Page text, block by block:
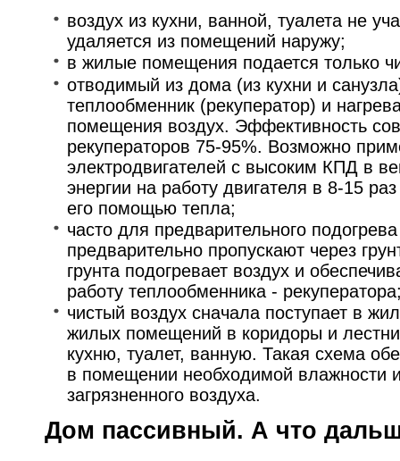
воздух из кухни, ванной, туалета не
удаляется из помещений наружу;
в жилые помещения подается только
отводимый из дома (из кухни и
теплообменник (рекуператор) и
помещения воздух. Эффективность
рекуператоров 75-95%. Возможно
электродвигателей с высоким КПД в
энергии на работу двигателя в 8-15
его помощью тепла;
часто для предварительного
предварительно пропускают через
грунта подогревает воздух и
работу теплообменника -
чистый воздух сначала поступает в
жилых помещений в коридоры и
кухню, туалет, ванную. Такая схема
в помещении необходимой влажности
загрязненного воздуха.
Дом пассивный. А что